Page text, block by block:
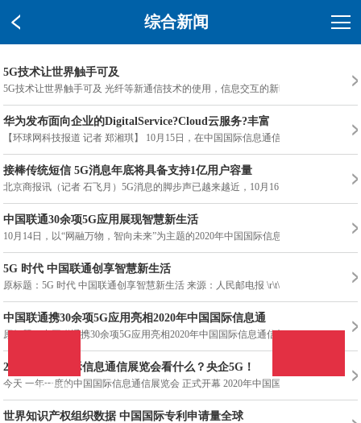
综合新闻
5G技术让世界触手可及
5G技术让世界触手可及 光纤等新通信技术的使用，信息交互的新时代
华为发布面向企业的DigitalService?Cloud云服务?丰富
【环球网科技报道 记者 郑湘琪】 10月15日，在中国国际信息通信展览
接棒传统短信 5G消息年底将具备支持1亿用户容量
北京商报讯（记者 石飞月）5G消息的脚步声已越来越近，10月16日，北
中国联通30余项5G应用展现智慧新生活
10月14日，以“网融万物，智向未来”为主题的2020年中国国际信息通
5G 时代 中国联通创享智慧新生活
原标题：5G 时代 中国联通创享智慧新生活 来源：人民邮电报 \r\t\t
中国联通携30余项5G应用亮相2020年中国国际信息通
原标题：中国联通携30余项5G应用亮相2020年中国国际信息通信展 来源
2020年中国国际信息通信展览会看什么？央企5G！
今天 一年一度的中国国际信息通信展览会 正式开幕 2020年中国国际信
世界知识产权组织数据 中国国际专利申请量全球
在线投稿